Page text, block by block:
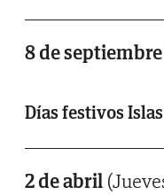
8 de septiembre
Días festivos
2 de abril